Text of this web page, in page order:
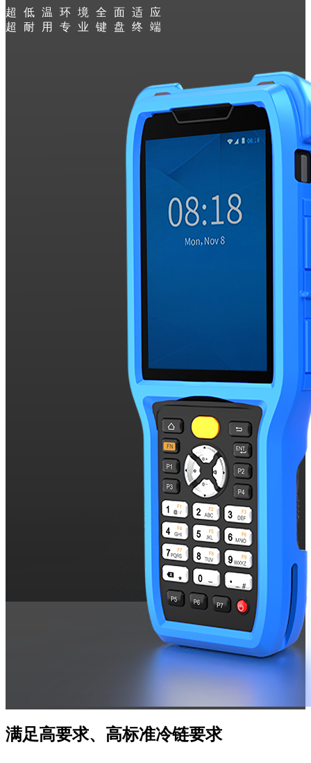
超低温环境全面适应
超耐用专业键盘终端
满足高要求、高标准冷链要求